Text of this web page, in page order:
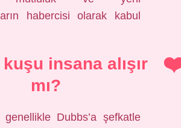
habercisi olarak kabul
insana alışır
mı?
genellikle Dubbs’a şefkatle